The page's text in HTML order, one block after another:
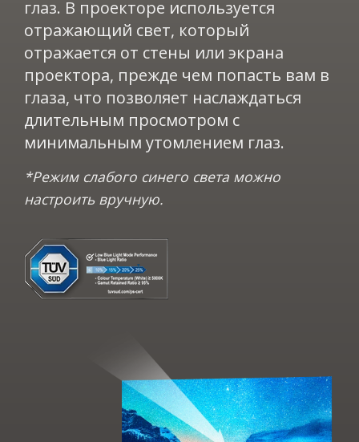
глаз. В проекторе используется
отражающий свет, который
отражается от стены или экрана
проектора, прежде чем попасть вам в
глаза, что позволяет наслаждаться
длительным просмотром с
минимальным утомлением глаз.​​
*Режим слабого синего света можно
настроить вручную.​​​​